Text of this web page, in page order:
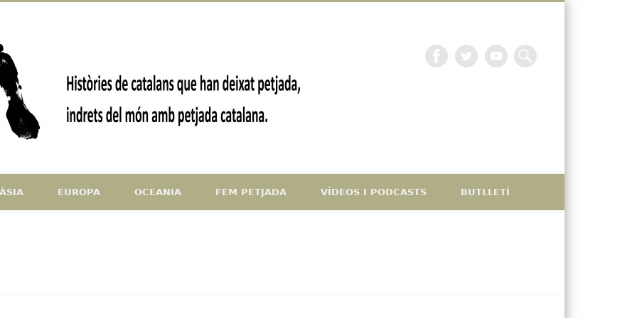
La petjada catalana
del món amb petjada catalana
ÀSIA EUROPA OCEANIA FEM PETJADA VÍDEOS I PODCASTS BUTLLETÍ